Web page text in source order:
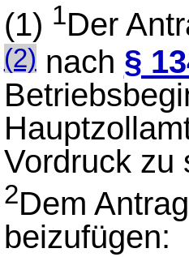
(1) 1Der
(2)nach §
Vordruck zu
2Dem
beizufügen: